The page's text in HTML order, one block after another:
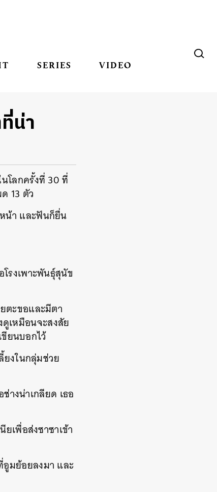
SERIES VIDEO
น่า
โลกครั้งที่ 30 ที่
13 ตัว
น้า และฟันก็ยื่น
รงเพาะพันธุ์สุนัข
ตะขอและมีตา
เหมือนจะสงสัย
ยนบอกไว้
ยงในกลุ่มช่วย
างน่าเกลียด เธอ
เพื่อส่งซาซาเข้า
มย้อยลงมา และ